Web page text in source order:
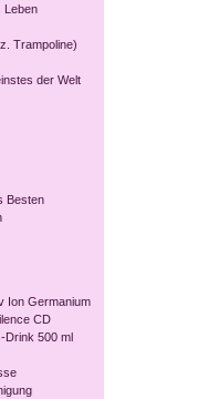
Leben
Trampoline)
der Welt
Besten
Ion Germanium
CD
Drink 500 ml